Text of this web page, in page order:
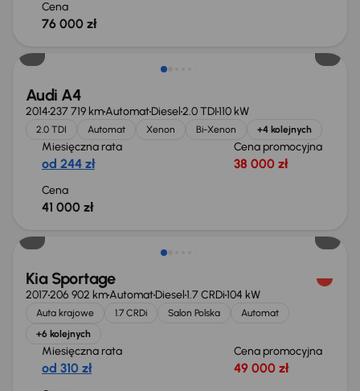
Cena
76 000 zł
Audi A4
2014237 719 kmAutomatDiesel2.0 TDI110 kW
2.0 TDI Automat Xenon Bi-Xenon +4 kolejnych
Miesięczna rata
od 244 zł
Cena promocyjna
38 000 zł
Cena
41 000 zł
Kia Sportage
2017206 902 kmAutomatDiesel1.7 CRDi104 kW
Auta krajowe 1.7 CRDi Salon Polska
Automat
+6 kolejnych
Miesięczna rata
od 310 zł
Cena promocyjna
49 000 zł